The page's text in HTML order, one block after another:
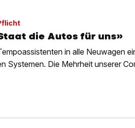
die Autos für uns»
in alle Neuwagen
Systemen. Die Mehrheit unserer